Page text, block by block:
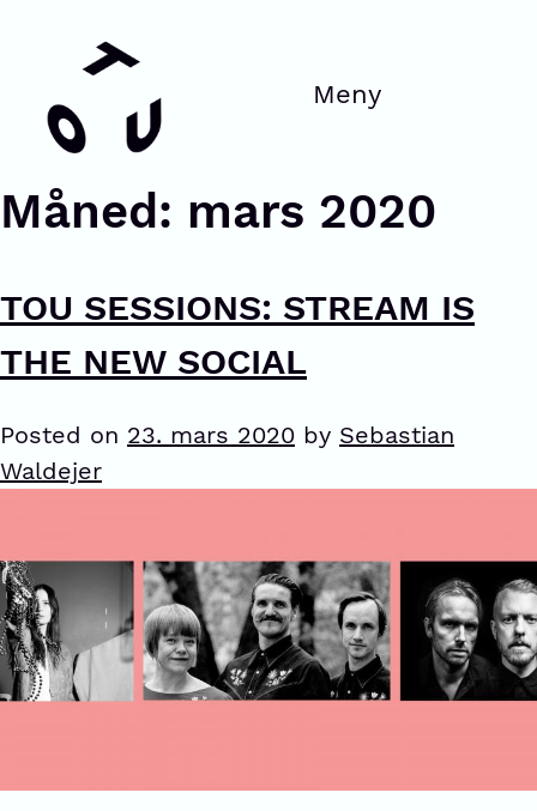
Måned: mars 2020
TOU SESSIONS: STREAM IS
THE NEW SOCIAL
Posted on 23. mars 2020 by Sebastian
Waldejer